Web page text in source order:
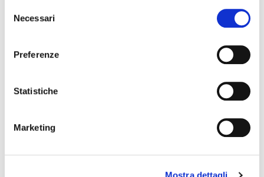
delNecessari
Preferenze
Statistiche
Marketing
08 maggio 2027, Teatro Nuovo Ferrara
Alice nel Paese delle Meraviglie. Musical – Musical &